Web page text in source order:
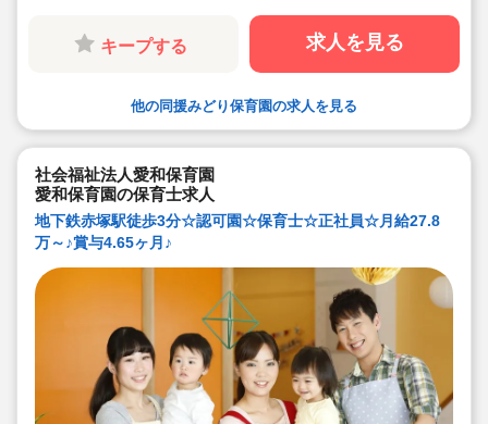
★宿舎借上げ制度利用可！(上限額：8万2千円/月)借上げ
を利用しない方も住宅手当（月6,000～19,500円）の支
方には、就職支度金20万円を別途支給♪
★扶養手当や確定拠出年金など、職員のライフステージ
に合わせて生活を支える制度も整っています。
★毎週月曜日には園庭を開放し、月に1度の『遊ぼう会』
や『育児講座等』で利用。育児相談・交流の場として、
地域に根ざす活動に取り組んでいます。
キープする 求人を見る
他の同援みどり保育園の求人を見る
社会福祉法人愛和保育園
愛和保育園の保育士求人
地下鉄赤塚駅徒歩3分☆認可園☆保育士☆正社員☆月給27.8
万～♪賞与4.65ヶ月♪